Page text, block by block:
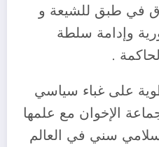
في طبق للشيعة و
وإدامة سلطة
.
على غباء سياسي
الإخوان مع علمها
سني في العالم